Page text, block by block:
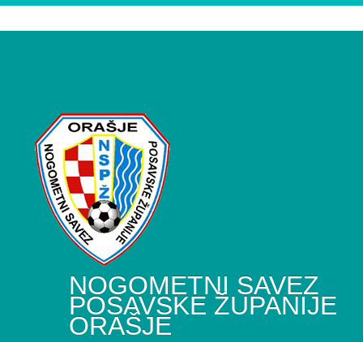
NOGOMETNI SAVEZ
POSAVSKE ŽUPANIJE
ORAŠJE